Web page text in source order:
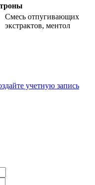
Смесь отпугивающих
экстрактов, ментол
учетную запись